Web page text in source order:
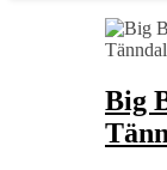
Big